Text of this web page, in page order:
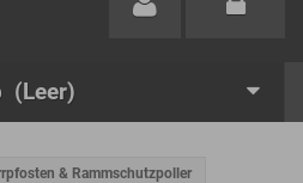
(Leer)
& Rammschutzpoller